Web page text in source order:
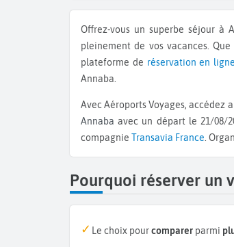
Offrez-vous un superbe séjour à
pleinement de vos vacances.
plateforme de réservation en
Annaba.
Avec Aéroports Voyages,
Annabaavec un départ le 21/08/
compagnie Transavia France .
Pourquoi réserver un
Le choix pourcomparer parmi